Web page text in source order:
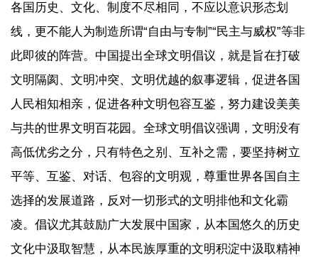
各国历史、文化、制度不尽相同，不应以意识形态划
线，更不能人为制造所谓“自由与专制”“民主与威权”等非
此即彼的阵营。中国提出全球文明倡议，就是旨在打破
文明隔阂、文明冲突、文明优越的叙事逻辑，促进各国
人民相知相亲，促进各种文明包容互鉴，努力建设美美
与共的世界文明百花园。全球文明倡议强调，文明没有
高低优劣之分，只有特色之别、互补之需，要坚持树立
平等、互鉴、对话、包容的文明观，尊重世界各国自主
选择的发展道路，反对一切形式的文明排他和文化霸
凌。倡议尤其鼓励广大发展中国家，从本国悠久的历史
文化中汲取智慧，从本民族厚重的文明积淀中汲取精神